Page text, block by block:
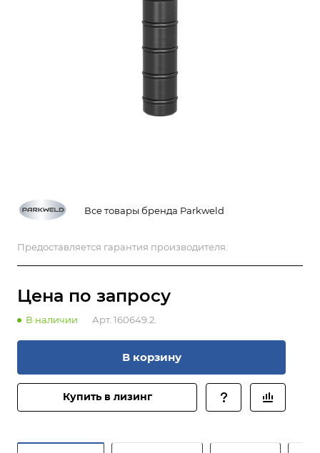
Все товары бренда Parkweld
Предоставляется гарантия производителя.
Цена по запросу
В наличии Арт. 160649.2.
В корзину
Купить в лизинг